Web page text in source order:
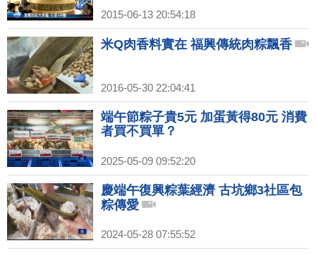
2015-06-13 20:54:18
米Q肉香料實在 福興傳統肉粽飄香
2016-05-30 22:04:41
端午節粽子貴5元 加蛋黃得80元 消費
者買不買單？
2025-05-09 09:52:20
慶端午復興粽葉經濟 古坑鄉3社區包
粽傳愛
2024-05-28 07:55:52